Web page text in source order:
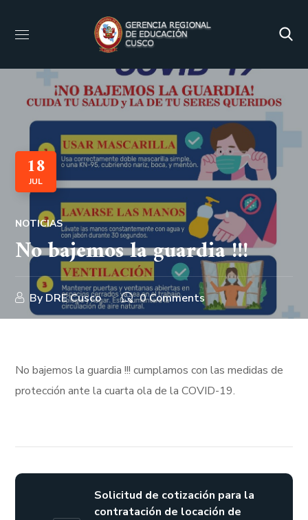
18
JUL
NOTICIAS
No bajemos la guardia !!!
By DRE Cusco 0 Comments
No bajemos la guardia !!! cumplamos con las medidas de
protección ante la cuarta ola de la COVID-19.
Solicitud de cotización para la
contratación de locación de